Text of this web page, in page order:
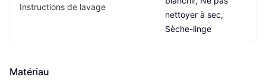
Instructions de lavage
nettoyer à sec,
Sèche-linge
Matériau